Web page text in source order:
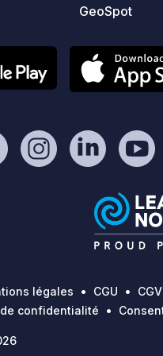
GeoSpot
légales CGU
CGV
confidentialité